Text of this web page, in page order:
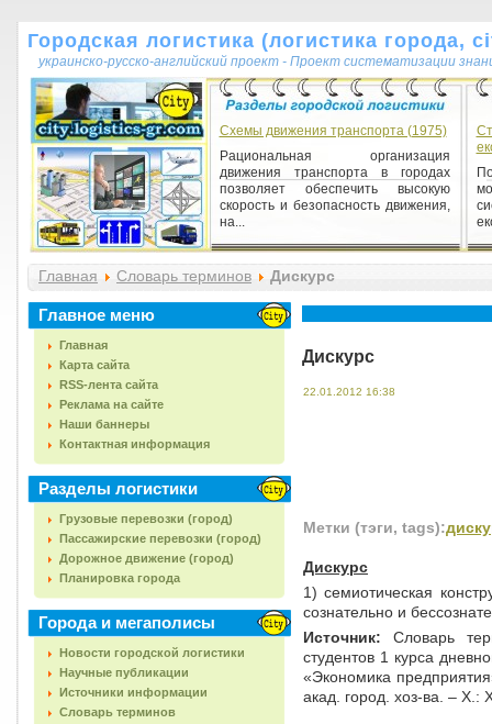
Городская логистика (логистика города,
украинско-русско-английский проект - Проект систематизации
Схемы движения транспорта (1975)
Рациональная организация
движения транспорта в городах
позволяет обеспечить высокую
скорость и безопасность движения,
на...
Главная Словарь терминов Дискурс
Главное меню
Главная
Карта сайта
RSS-лента сайта
Реклама на сайте
Наши баннеры
Контактная информация
Разделы логистики
Грузовые перевозки (город)
Пассажирские перевозки (город)
Дорожное движение (город)
Планировка города
Города и мегаполисы
Новости городской логистики
Научные публикации
Источники информации
Словарь терминов
Дискурс
22.01.2012 16:38
Метки (тэги, tags):
Дискурс
1) семиотическая
сознательно и
Источник: Словарь
студентов 1 курса
«Экономика
акад. город. хоз-ва. –